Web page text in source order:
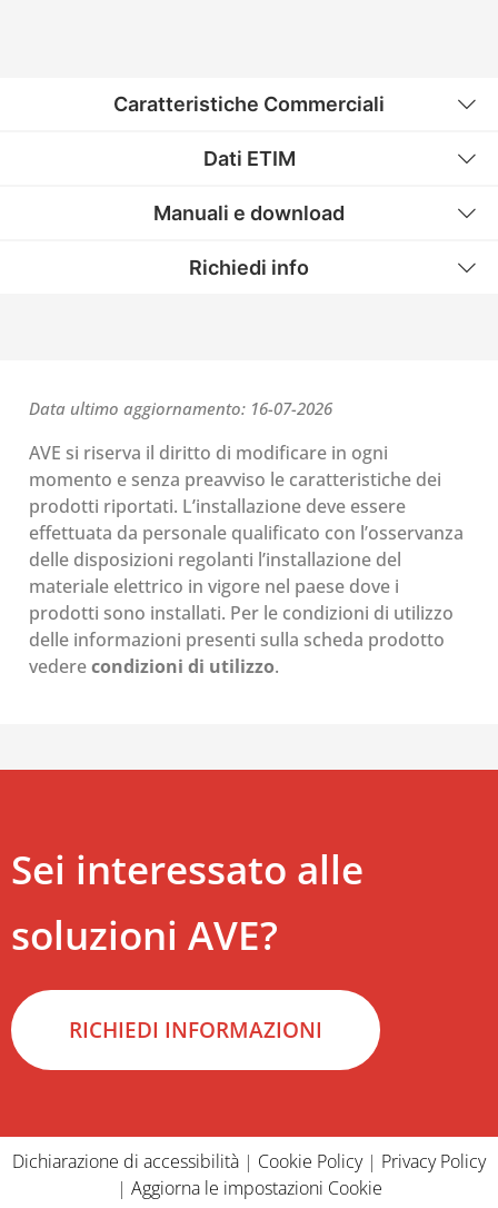
Caratteristiche Commerciali
Dati ETIM
Manuali e download
Richiedi info
Data ultimo aggiornamento: 16-07-2026
AVE si riserva il diritto di modificare in ogni
momento e senza preavviso le caratteristiche dei
prodotti riportati. L’installazione deve essere
effettuata da personale qualificato con l’osservanza
delle disposizioni regolanti l’installazione del
materiale elettrico in vigore nel paese dove i
prodotti sono installati. Per le condizioni di utilizzo
delle informazioni presenti sulla scheda prodotto
vederecondizioni di utilizzo.
Sei interessato alle
soluzioni AVE?
RICHIEDI INFORMAZIONI
Dichiarazione di accessibilità | Cookie Policy| Privacy Policy
| Aggiorna le impostazioni Cookie